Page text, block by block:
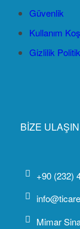
Güvenlik
Kullanım
Gizlilik
BİZE ULAŞIN
+90 (232)
Mimar